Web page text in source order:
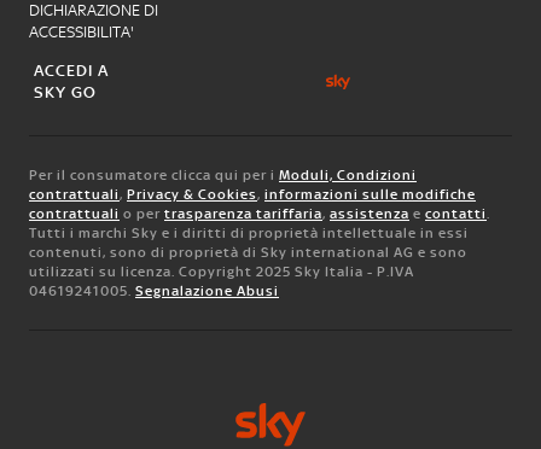
DICHIARAZIONE DI
ACCESSIBILITA'
ACCEDI A
SKY GO
Per il consumatore clicca qui per i Moduli, Condizioni
contrattuali, Privacy & Cookies, informazioni sulle modifiche
contrattuali o per trasparenza tariffaria, assistenza e contatti.
Tutti i marchi Sky e i diritti di proprietà intellettuale in essi
contenuti, sono di proprietà di Sky international AG e sono
utilizzati su licenza. Copyright 2025 Sky Italia - P.IVA
04619241005. Segnalazione Abusi